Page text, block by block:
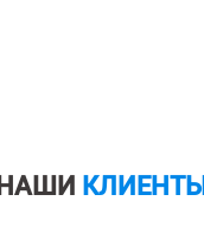
НАШИ КЛИЕНТЫ